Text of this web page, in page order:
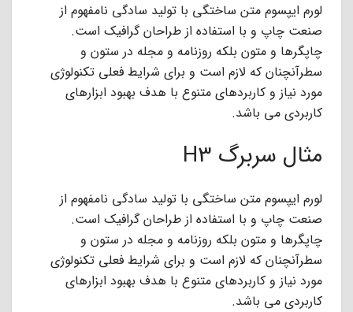
لورم ایپسوم متن ساختگی با تولید سادگی نامفهوم از
صنعت چاپ و با استفاده از طراحان گرافیک است.
چاپگرها و متون بلکه روزنامه و مجله در ستون و
سطرآنچنان که لازم است و برای شرایط فعلی تکنولوژی
مورد نیاز و کاربردهای متنوع با هدف بهبود ابزارهای
کاربردی می باشد.
مثال سربرگ H3
لورم ایپسوم متن ساختگی با تولید سادگی نامفهوم از
صنعت چاپ و با استفاده از طراحان گرافیک است.
چاپگرها و متون بلکه روزنامه و مجله در ستون و
سطرآنچنان که لازم است و برای شرایط فعلی تکنولوژی
مورد نیاز و کاربردهای متنوع با هدف بهبود ابزارهای
کاربردی می باشد.